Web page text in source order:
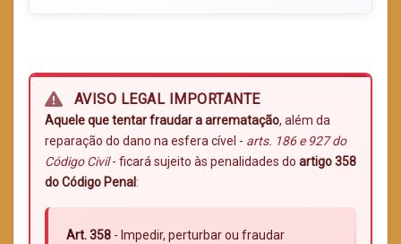
AVISO LEGAL IMPORTANTE
Aquele que tentar fraudar a arrematação, além da
reparação do dano na esfera cível - arts. 186 e 927 do
Código Civil- ficará sujeito às penalidades do artigo 358
do Código Penal:
Art. 358 - Impedir, perturbar ou fraudar